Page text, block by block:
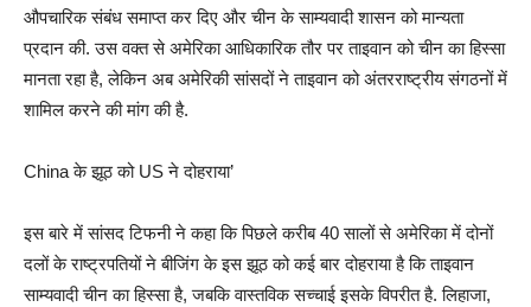
औपचारिक संबंध समाप्त कर दिए और चीन के साम्यवादी शासन को मान्यता
प्रदान की. उस वक्त से अमेरिका आधिकारिक तौर पर ताइवान को चीन का हिस्सा
मानता रहा है, लेकिन अब अमेरिकी सांसदों ने ताइवान को अंतरराष्ट्रीय संगठनों में
शामिल करने की मांग की है.
China के झूठ को US ने दोहराया’
इस बारे में सांसद टिफनी ने कहा कि पिछले करीब 40 सालों से अमेरिका में दोनों
दलों के राष्ट्रपतियों ने बीजिंग के इस झूठ को कई बार दोहराया है कि ताइवान
साम्यवादी चीन का हिस्सा है, जबकि वास्तविक सच्चाई इसके विपरीत है. लिहाजा,